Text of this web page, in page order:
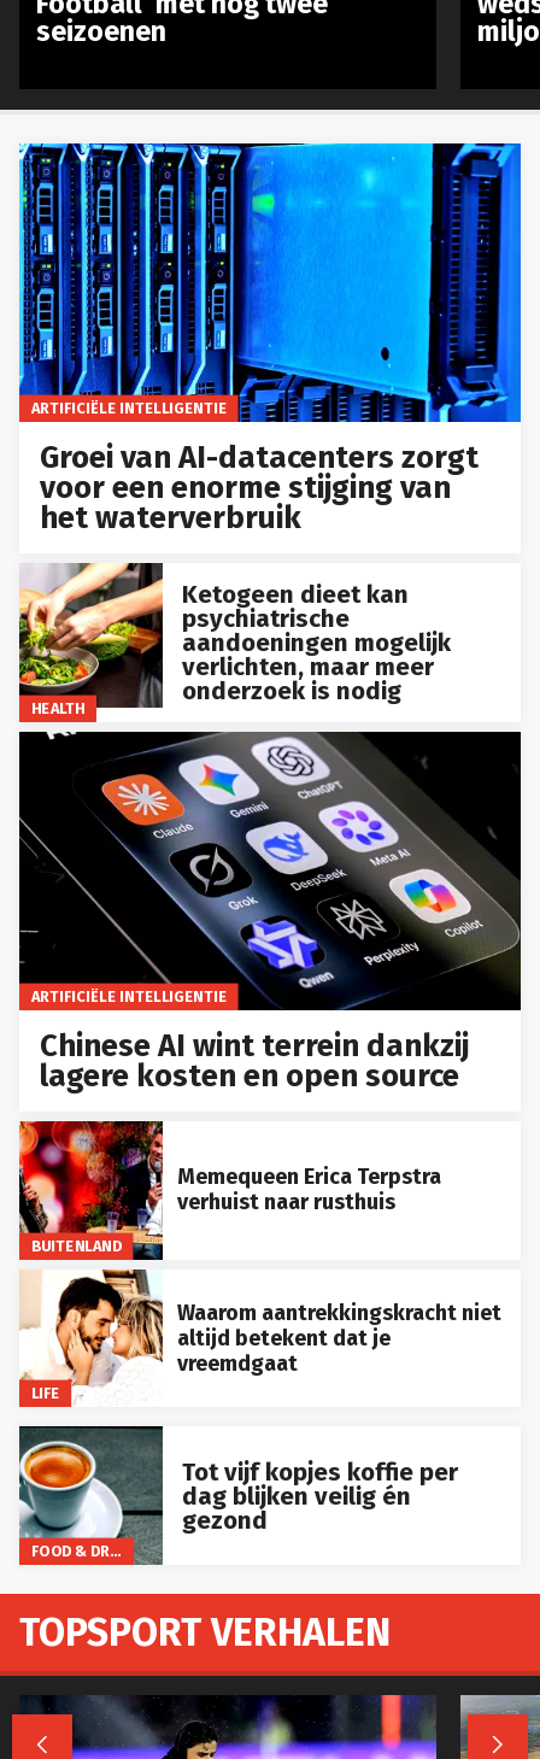
ARTIFICIËLE INTELLIGENTIE
Groei van AI-datacenters zorgt
voor een enorme stijging van
het waterverbruik
HEALTH
Ketogeen dieet kan
psychiatrische
aandoeningen mogelijk
verlichten, maar meer
onderzoek is nodig
ARTIFICIËLE INTELLIGENTIE
Chinese AI wint terrein dankzij
lagere kosten en open source
BUITENLAND
Memequeen Erica Terpstra
verhuist naar rusthuis
LIFE
Waarom aantrekkingskracht niet
altijd betekent dat je
vreemdgaat
FOOD & DRINKS
Tot vijf kopjes koffie per
dag blijken veilig én
gezond
seizoenen
TOPSPORT VERHALEN
 